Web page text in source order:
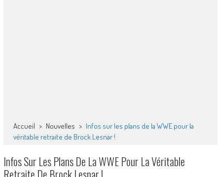
Accueil > Nouvelles > Infos sur les plans de la WWE pour la
véritable retraite de Brock Lesnar !
Infos Sur Les Plans De La WWE Pour La Véritable